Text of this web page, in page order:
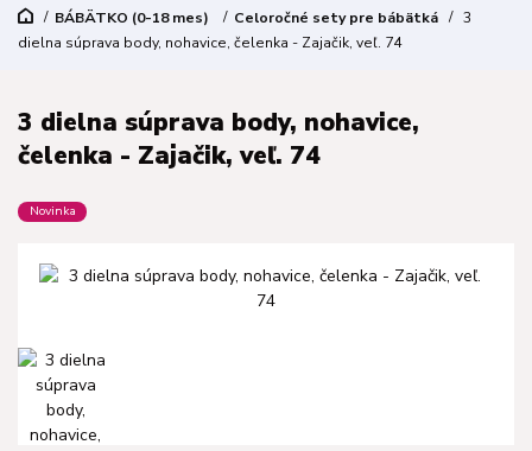
BÁBÄTKO (0-18 mes) Celoročné sety pre bábätká
3
dielna súprava body, nohavice, čelenka - Zajačik, veľ. 74
3 dielna súprava body, nohavice,
čelenka - Zajačik, veľ. 74
Novinka